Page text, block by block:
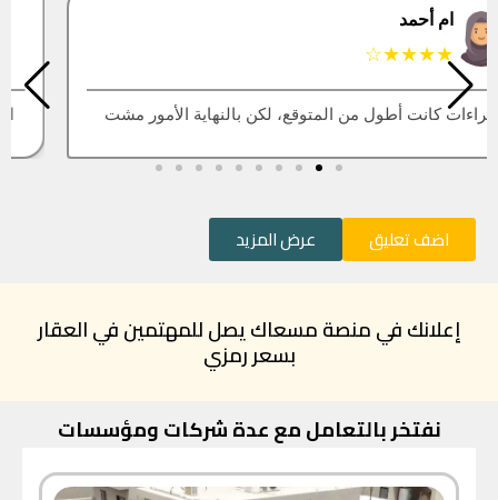
★★★★★
العقار اللي كنت أبيه طلع مباع، أتمنى التحديث يكون أسرع
اضف تعليق عرض المزيد
إعلانك في منصة مسعاك يصل للمهتمين في العقار
بسعر رمزي
نفتخر بالتعامل مع عدة شركات ومؤسسات